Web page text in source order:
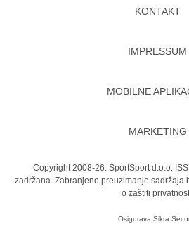
KONTAKT
IMPRESSUM
MOBILNE
MARKETING
Copyright 2008-26. SportSport d.o.o.
zadržana. Zabranjeno preuzimanje sadržaja
o zaštiti
Osigurava Sikra